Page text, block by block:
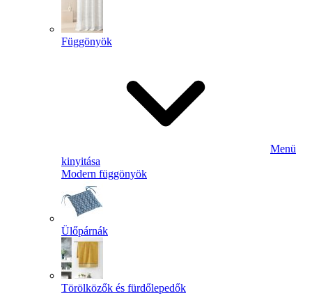
Függönyök
Menü
kinyitása
Modern függönyök
Ülőpárnák
Törölközők és fürdőlepedők